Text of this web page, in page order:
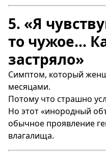
5. «Я
то чужое…
застряло»
Симптом, который
месяцами.
Потому что страшно
Но этот «инородный
обычное проявление
влагалища.